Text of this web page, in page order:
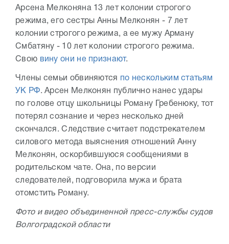
Арсена Мелконяна 13 лет колонии строгого
режима, его сестры Анны Мелконян - 7 лет
колонии строгого режима, а ее мужу Арману
Смбатяну - 10 лет колонии строгого режима.
Свою вину они не признают.
Члены семьи обвиняются
по нескольким статьям
УК РФ. Арсен Мелконян публично нанес удары
по голове отцу школьницы Роману Гребенюку, тот
потерял сознание и через несколько дней
скончался. Следствие считает подстрекателем
силового метода выяснения отношений Анну
Мелконян, оскорбившуюся сообщениями в
родительском чате. Она, по версии
следователей, подговорила мужа и брата
отомстить Роману.
Фото и видео объединенной пресс-службы судов
Волгоградской области